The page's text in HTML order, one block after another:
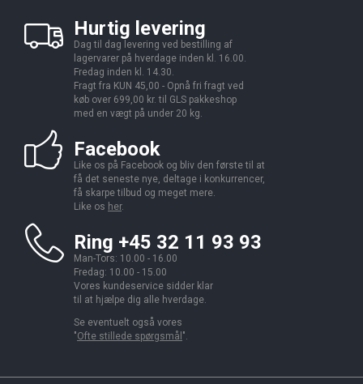
Hurtig levering
Dag til dag levering ved bestilling af
lagervarer på hverdage inden kl. 16.00.
Fredag inden kl. 14.30.
Fragt fra KUN 45,00 - Opnå fri fragt ved
køb over 699,00 kr. til GLS pakkeshop
med en vægt på under 20 kg.
Facebook
Like os på Facebook og bliv den første til at
få det seneste nye, deltage i konkurrencer,
få skarpe tilbud og meget mere.
Like os her.
Ring +45 32 11 93 93
Man-Tors: 10.00 - 16.00
Fredag: 10.00 - 15.00
Vores kundeservice sidder klar
til at hjælpe dig alle hverdage.
Se eventuelt også vores
"Ofte stillede spørgsmål ".